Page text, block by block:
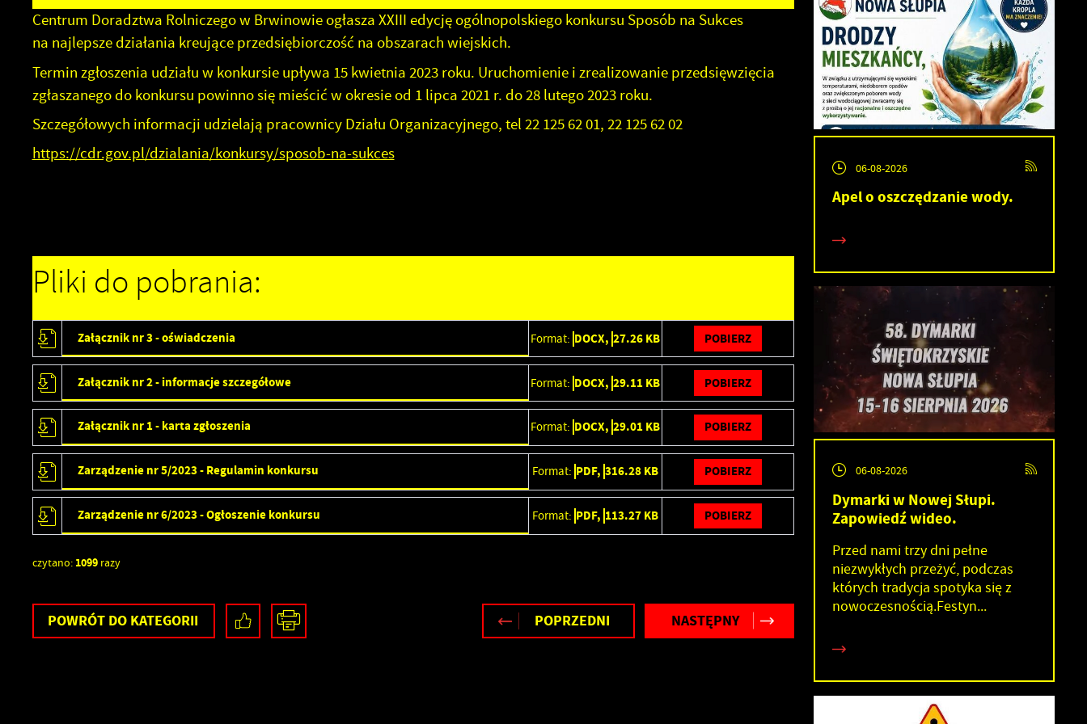
Centrum Doradztwa Rolniczego w Brwinowie ogłasza XXIII edycję ogólnopolskiego konkursu Sposób na Sukces
na najlepsze działania kreujące przedsiębiorczość na obszarach wiejskich.
Termin zgłoszenia udziału w konkursie upływa 15 kwietnia 2023 roku. Uruchomienie i zrealizowanie przedsięwzięcia
zgłaszanego do konkursu powinno się mieścić w okresie od 1 lipca 2021 r. do 28 lutego 2023 roku.
Szczegółowych informacji udzielają pracownicy Działu Organizacyjnego, tel 22 125 62 01, 22 125 62 02
https://cdr.gov.pl/dzialania/konkursy/sposob-na-sukces
Pliki do pobrania:
Załącznik nr 3 - oświadczenia Format: DOCX, 27.26 KB POBIERZ
Załącznik nr 2 - informacje szczegółowe Format: DOCX, 29.11 KB POBIERZ
Załącznik nr 1 - karta zgłoszenia Format: DOCX, 29.01 KB POBIERZ
Zarządzenie nr 5/2023 - Regulamin konkursu Format: PDF, 316.28 KB POBIERZ
Zarządzenie nr 6/2023 - Ogłoszenie konkursu Format: PDF, 113.27 KB POBIERZ
czytano: 1099razy
POWRÓT DO KATEGORII POPRZEDNI NASTĘPNY
06-08-2026
Apel o oszczędzanie wody.
06-08-2026
Dymarki w Nowej Słupi.
Zapowiedź wideo.
Przed nami trzy dni pełne
niezwykłych przeżyć, podczas
których tradycja spotyka się z
nowoczesnością.Festyn...
Ustawienia
zaakceptować je wszystkie. W dowolnym momencie możesz dokonać zmiany